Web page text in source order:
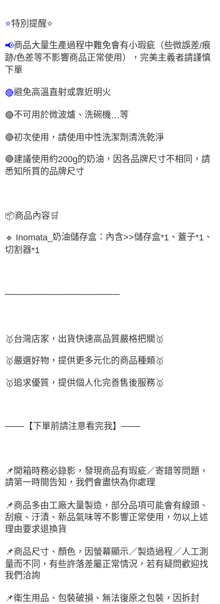
⭐特別提醒⭐
📢商品大量生產過程中難免會有小瑕疵（些微誤差/痕
跡/色差等不影響商品正常使用），完美主義者請謹慎
下單
🔴避免高溫直射或靠近明火
🔴不可用於微波爐、洗碗機…等
🔴初次使用，請使用中性洗潔劑清洗乾淨
🔴建議使用約200g的奶油，因各品牌尺寸不相同，請
悉知所買的品牌尺寸
📦商品內容 🛒
🔹 Inomata_ 奶油儲存盒：內含>>儲存盒*1 、蓋子*1 、
切割器*1
──────────────────
🥇 台灣店家，出貨快速高品質嚴格把關 🥇
🥇嚴選好物 ，提供更多元化的商品種類 🥇
🥇追求優質， 提供個人化完善售後服務🥇
───【下單前請注意看完我】───
📌 開箱時務必錄影，發現商品有瑕疵／寄錯等問題，
請第一時間告知，我們會盡快為你處理
📌商品多由工廠大量製造，部分品項可能會有線頭、
刮痕、汙漬、新品氣味等不影響正常使用，勿以上述
理由要求退換貨
📌商品尺寸、顏色，因螢幕顯示／製造過程／人工測
量而不同，有些許落差屬正常情況，若有疑問歡迎找
我們洽詢
📌衛生用品、包裝破損、無法復原之包裝，因拆封